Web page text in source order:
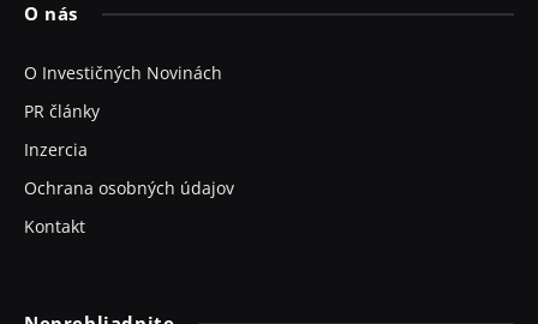
O nás
O Investičných Novinách
PR články
Inzercia
Ochrana osobných údajov
Kontakt